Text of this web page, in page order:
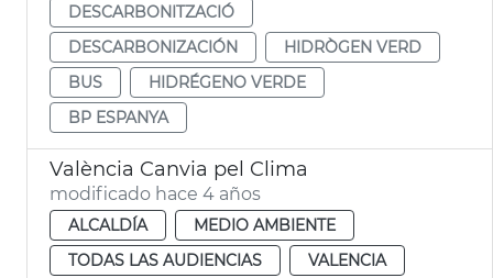
DESCARBONITZACIÓ
DESCARBONIZACIÓN
HIDRÒGEN VERD
BUS
HIDRÉGENO VERDE
BP ESPANYA
València Canvia pel Clima
modificado hace 4 años
ALCALDÍA
MEDIO AMBIENTE
TODAS LAS AUDIENCIAS
VALENCIA